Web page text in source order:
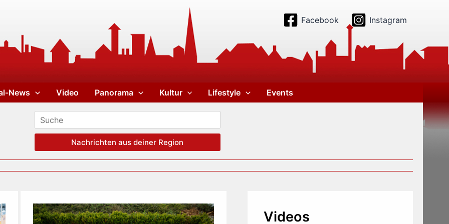
Facebook Instagram
News Video Panorama Kultur Lifestyle Events
Nachrichten aus deiner Region
Videos